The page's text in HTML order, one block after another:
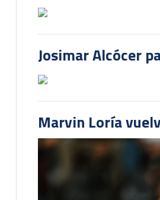
Josimar Alcócer
Marvin Loría